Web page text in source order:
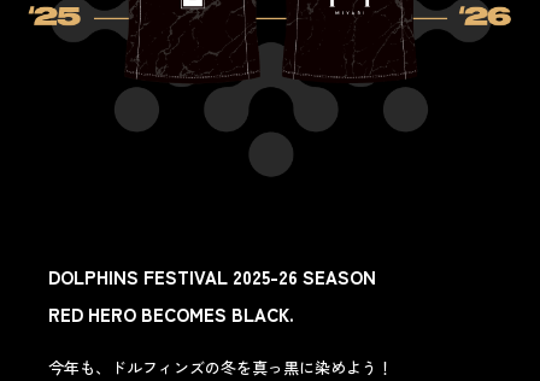
DOLPHINS FESTIVAL 2025-26 SEASON
RED HERO BECOMES BLACK.
今年も、ドルフィンズの冬を真っ黒に染めよう！